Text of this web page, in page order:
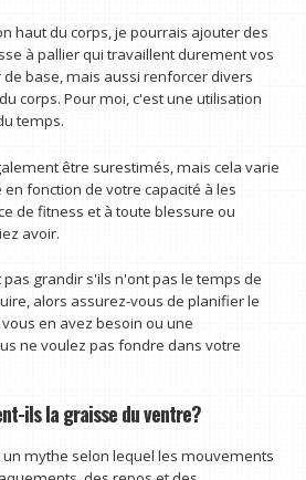
haut du corps, je pourrais ajouter des
à pallier qui travaillent durement vos
base, mais aussi renforcer divers
corps. Pour moi, c'est une utilisation
temps.
être surestimés, mais cela varie
fonction de votre capacité à les
de fitness et à toute blessure ou
avoir.
grandir s'ils n'ont pas le temps de
alors assurez-vous de planifier le
en avez besoin ou une
ne voulez pas fondre dans votre
ils la graisse du ventre?
mythe selon lequel les mouvements